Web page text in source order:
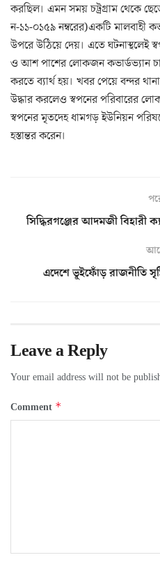
করছিল। এমন সময় চট্রগ্রাম থেকে
ন-১১-০১৫৯ নম্বরের)একটি মালবাহী
উপরে উঠিয়ে দেয়। এতে ঘটনাস্থলেই
ও আশ পাশের লোকজন কভার্ডভ্যান
করতে ব্যার্থ হয়। খবর পেয়ে বন্দর
উদ্ধার করলেও স্বপনের পরিবারের
স্বপনের মৃতদেহ ধামগড় ইউনিয়ন
হস্তান্তর করেন।
সিদ্ধিরগঞ্জের আদমজী বিহারী
এদেশে ভূইফোঁড় রাজনীতি
Leave a Reply
Your email address will not be
Comment *